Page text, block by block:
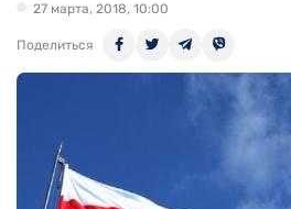
27 марта, 2018, 10:00
Поделиться